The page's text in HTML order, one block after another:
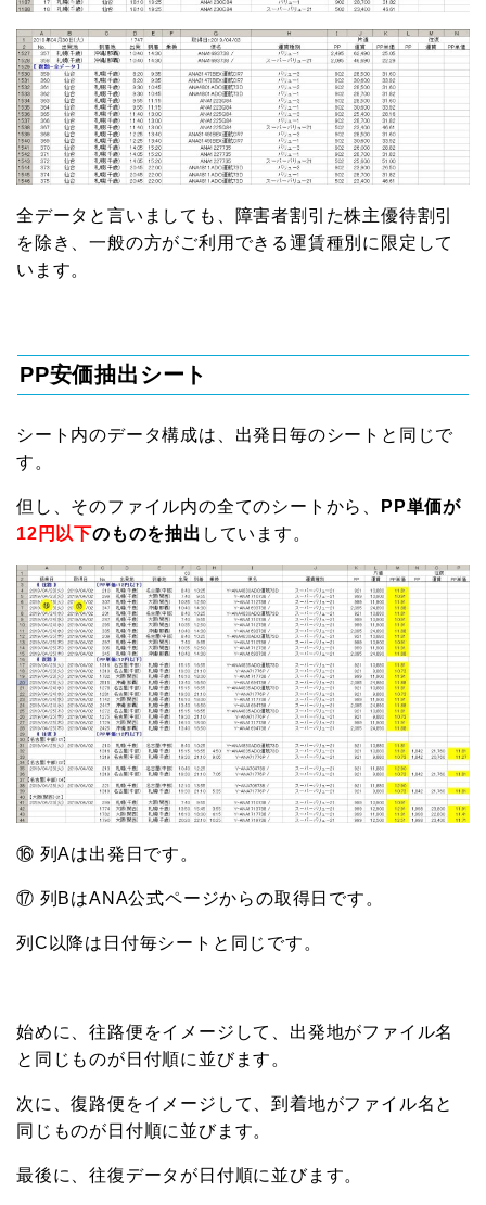
全データと言いましても、障害者割引た株主優待割引
を除き、一般の方がご利用できる運賃種別に限定して
います。
PP安価抽出シート
シート内のデータ構成は、出発日毎のシートと同じで
す。
但し、そのファイル内の全てのシートから、
PP単価が
12円以下のものを抽出 しています。
⑯ 列Aは出発日です。
⑰ 列BはANA公式ページからの取得日です。
列C以降は日付毎シートと同じです。
始めに、往路便をイメージして、出発地がファイル名
と同じものが日付順に並びます。
次に、復路便をイメージして、到着地がファイル名と
同じものが日付順に並びます。
最後に、往復データが日付順に並びます。